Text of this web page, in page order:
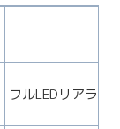
フルLEDリアラ